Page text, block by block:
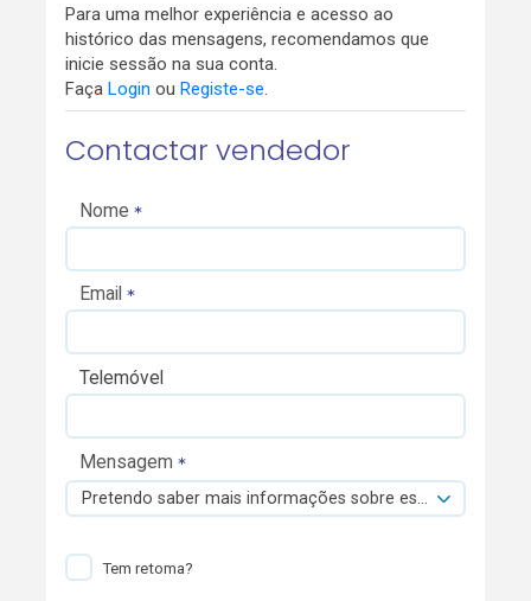
Para uma melhor experiência e acesso ao
histórico das mensagens, recomendamos que
inicie sessão na sua conta.
Faça Login ou Registe-se.
Contactar vendedor
Nome
Email
Telemóvel
Mensagem
Pretendo saber mais informações sobre esta viatura.
Tem retoma?